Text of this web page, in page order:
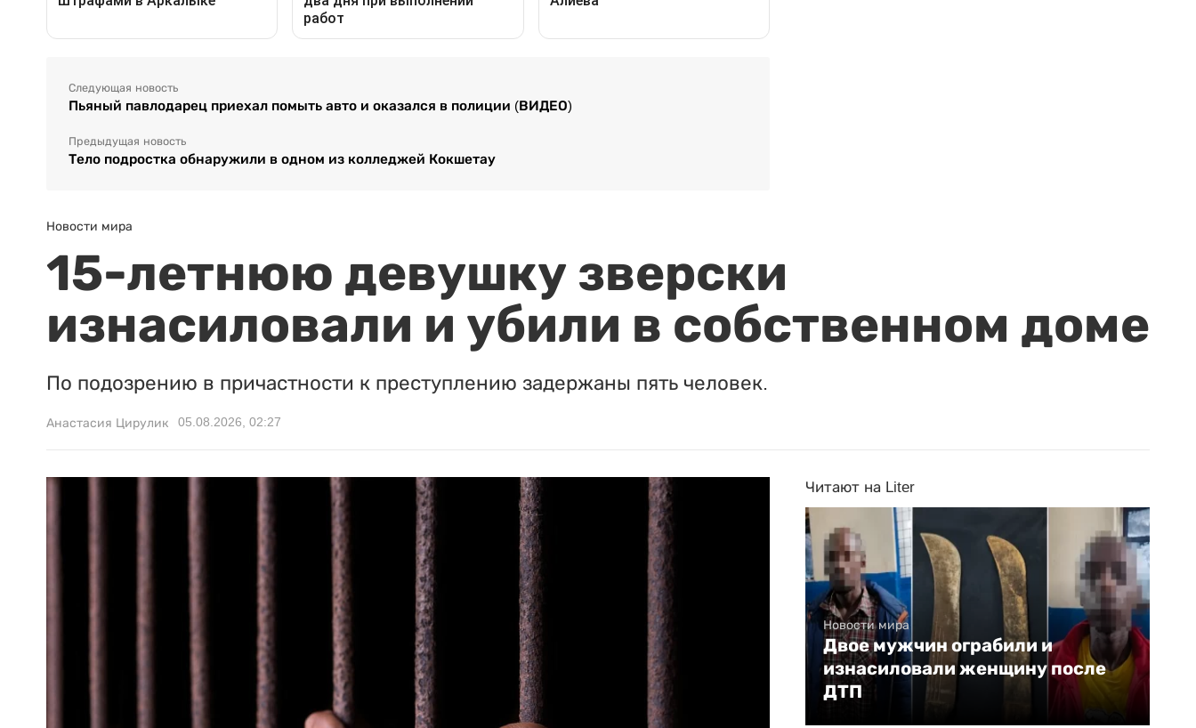
Следующая новость
Пьяный павлодарец приехал помыть авто и оказался в полиции (ВИДЕО)
Предыдущая новость
Тело подростка обнаружили в одном из колледжей Кокшетау
Новости мира
15-летнюю девушку зверски
изнасиловали и убили в собственном доме
По подозрению в причастности к преступлению задержаны пять человек.
Анастасия Цирулик 05.08.2026, 02:27
Читают на Liter
Новости мира
Двое мужчин ограбили и
изнасиловали женщину после
ДТП